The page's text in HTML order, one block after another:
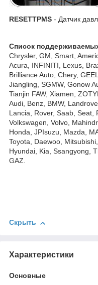
RESETTPMS - Датчик
Список
Chrysler, GM, Smart,
Acura, INFINITI, Lexus,
Brilliance Auto, Chery,
Jiangling, SGMW, Gonow
Tianjin FAW, Xiamen,
Audi, Benz, BMW,
Lancia, Rover, Saab, Seat,
Volkswagen, Volvo,
Honda, JPIsuzu, Mazda,
Toyota, Daewoo,
Hyundai, Kia, Ssangyong,
GAZ.
Скрыть
Характеристики
Основные